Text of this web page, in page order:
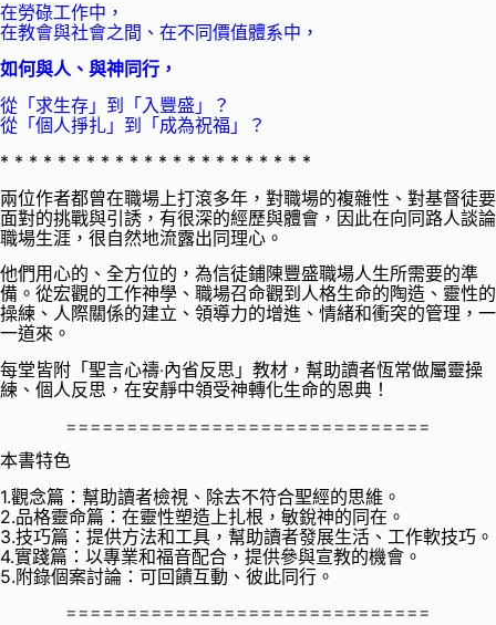
在勞碌工作中，
在教會與社會之間、在不同價值體系中，
如何與人、與神同行，
從「求生存」到「入豐盛」？
從「個人掙扎」到「成為祝福」？
* * * * * * * * * * * * * * * * * * * * * *
兩位作者都曾在職場上打滾多年，對職場的複雜性、對基督徒要
面對的挑戰與引誘，有很深的經歷與體會，因此在向同路人談論
職場生涯，很自然地流露出同理心。
他們用心的、全方位的，為信徒鋪陳豐盛職場人生所需要的準
備。從宏觀的工作神學、職場召命觀到人格生命的陶造、靈性的
操練、人際關係的建立、領導力的增進、情緒和衝突的管理，一
一道來。
每堂皆附「聖言心禱‧內省反思」教材，幫助讀者恆常做屬靈操
練、個人反思，在安靜中領受神轉化生命的恩典！
==============================
本書特色
1.觀念篇：幫助讀者檢視、除去不符合聖經的思維。
2.品格靈命篇：在靈性塑造上扎根，敏銳神的同在。
3.技巧篇：提供方法和工具，幫助讀者發展生活、工作軟技巧。
4.實踐篇：以專業和福音配合，提供參與宣教的機會。
5.附錄個案討論：可回饋互動、彼此同行。
==============================